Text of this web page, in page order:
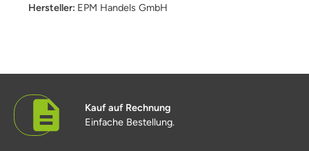
Hersteller: EPM Handels GmbH
Kauf auf Rechnung
Einfache Bestellung.